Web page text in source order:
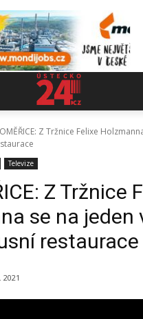
Z Tržnice Felixe
Televize
Z Tržnice
se na jeden
restaurace
2021